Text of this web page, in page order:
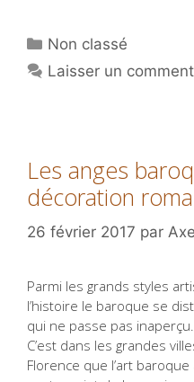
Catégories
Non classé
Laisser un
Les anges
décoration
26 février 2017 par
Parmi les grands styles
l’histoire le baroque se
qui ne passe pas
C’est dans les grandes
Florence que l’art